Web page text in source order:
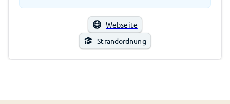
Webseite
Strandordnung